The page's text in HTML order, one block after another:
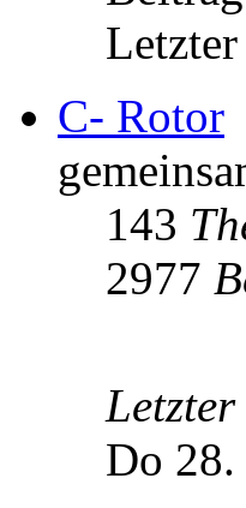
C- Rotor
143
2977
Do